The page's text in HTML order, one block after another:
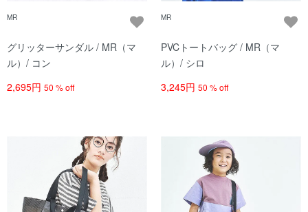
MR
グリッターサンダル / MR（マ
ル）/ コン
2,695円 50 % off
MR
PVCトートバッグ / MR（マ
ル）/ シロ
3,245円 50 % off